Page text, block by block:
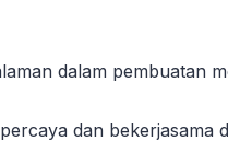
dalam
dan bekerjasama